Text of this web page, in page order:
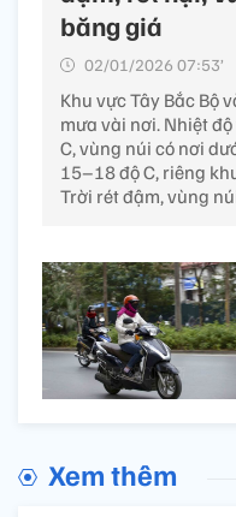
băng giá
02/01/2026 07:53’
Khu vực Tây Bắc Bộ
mưa vài nơi. Nhiệt
C, vùng núi có nơi
15–18 độ C, riêng
Trời rét đậm, vùng
Xem thêm